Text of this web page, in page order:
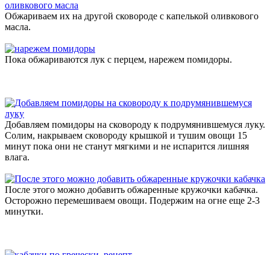
Обжариваем их на другой сковороде с капелькой оливкового
масла.
Пока обжариваются лук с перцем, нарежем помидоры.
Добавляем помидоры на сковороду к подрумянившемуся луку.
Солим, накрываем сковороду крышкой и тушим овощи 15
минут пока они не станут мягкими и не испарится лишняя
влага.
После этого можно добавить обжаренные кружочки кабачка.
Осторожно перемешиваем овощи. Подержим на огне еще 2-3
минутки.